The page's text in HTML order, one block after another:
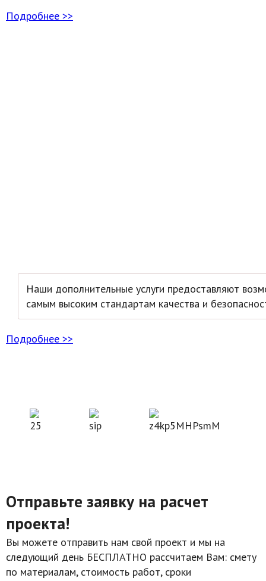
Подробнее >>
Наши дополнительные услуги предоставляют
самым высоким стандартам качества и
Подробнее >>
Отправьте заявку на расчет
проекта!
Вы можете отправить нам свой проект и мы на
следующий день БЕСПЛАТНО рассчитаем Вам: смету
по материалам, стоимость работ, сроки